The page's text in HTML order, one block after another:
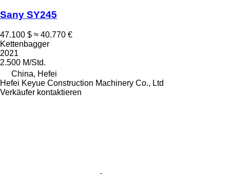
Sany SY245
47.100 $ ≈ 40.770 €
Kettenbagger
2021
2.500 M/Std.
China, Hefei
Hefei Keyue Construction Machinery Co., Ltd
Verkäufer kontaktieren